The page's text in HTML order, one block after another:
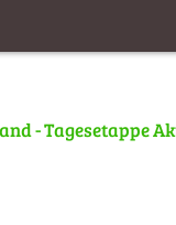
- Tagesetappe